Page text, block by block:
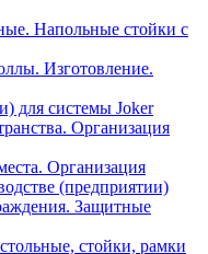
Напольные стойки с
Изготовление.
для системы Joker
Организация
Организация
(предприятии)
Защитные
стойки, рамки